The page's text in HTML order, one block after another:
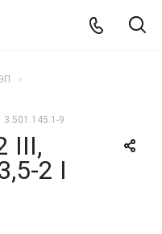
3.501.145.1-9
III,
2 I